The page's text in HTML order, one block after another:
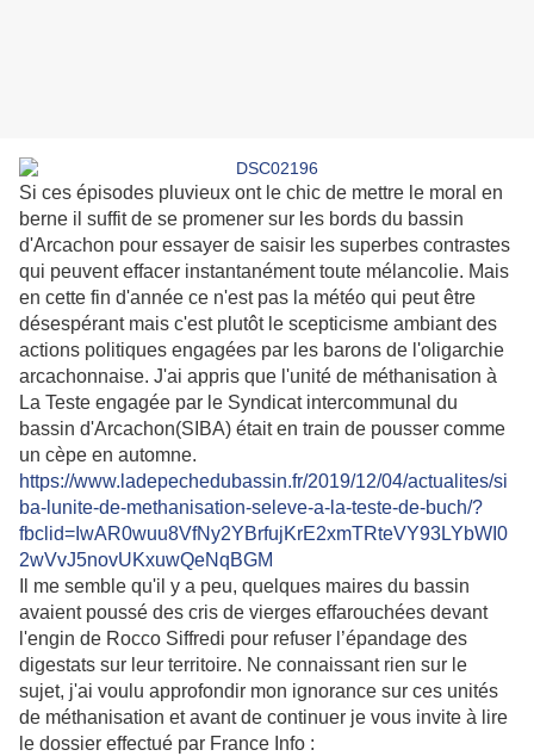
Si ces épisodes pluvieux ont le chic de mettre le moral en
berne il suffit de se promener sur les bords du bassin
d'Arcachon pour essayer de saisir les superbes contrastes
qui peuvent effacer instantanément toute mélancolie. Mais
en cette fin d'année ce n'est pas la météo qui peut être
désespérant mais c'est plutôt le scepticisme ambiant des
actions politiques engagées par les barons de l'oligarchie
arcachonnaise. J'ai appris que l'unité de méthanisation à
La Teste engagée par le Syndicat intercommunal du
bassin d'Arcachon(SIBA) était en train de pousser comme
un cèpe en automne.
https://www.ladepechedubassin.fr/2019/12/04/actualites/si
ba-lunite-de-methanisation-seleve-a-la-teste-de-buch/?
fbclid=IwAR0wuu8VfNy2YBrfujKrE2xmTRteVY93LYbWI0
2wVvJ5novUKxuwQeNqBGM
Il me semble qu'il y a peu, quelques maires du bassin
avaient poussé des cris de vierges effarouchées devant
l'engin de Rocco Siffredi pour refuser l’épandage des
digestats sur leur territoire. Ne connaissant rien sur le
sujet, j'ai voulu approfondir mon ignorance sur ces unités
de méthanisation et avant de continuer je vous invite à lire
le dossier effectué par France Info :